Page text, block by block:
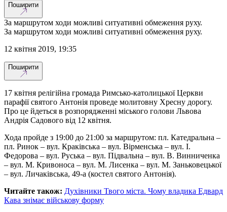
Поширити
За маршрутом ходи можливі ситуативні обмеження руху.
За маршрутом ходи можливі ситуативні обмеження руху.
12 квітня 2019, 19:35
Поширити
17 квітня релігійна громада Римсько-католицької Церкви
парафії святого Антонія проведе молитовну Хресну дорогу.
Про це йдеться в розпорядженні міського голови Львова
Андрія Садового від 12 квітня.
Хода пройде з 19:00 до 21:00 за маршрутом: пл. Катедральна –
пл. Ринок – вул. Краківська – вул. Вірменська – вул. І.
Федорова – вул. Руська – вул. Підвальна – вул. В. Винниченка
– вул. М. Кривоноса – вул. М. Лисенка – вул. М. Заньковецької
– вул. Личаківська, 49-а (костел святого Антонія).
Читайте також: Духівники Твого міста. Чому владика Едвард
Кава знімає військову форму